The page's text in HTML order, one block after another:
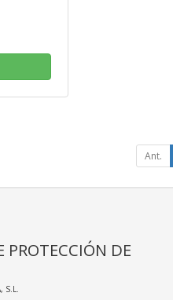
Ant.
PROTECCIÓN DE